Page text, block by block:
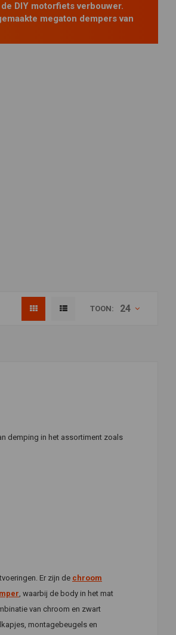
DIY motorfiets verbouwer.
megaton dempers van
TOON: 24
demping in het assortiment zoals
Er zijn de chroom
, waarbij de body in het mat
van chroom en zwart
montagebeugels en